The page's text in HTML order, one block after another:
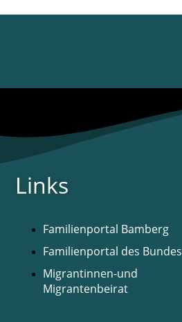
Links
Familienportal Bamberg
Familienportal des Bundes
Migrantinnen-und
Migrantenbeirat